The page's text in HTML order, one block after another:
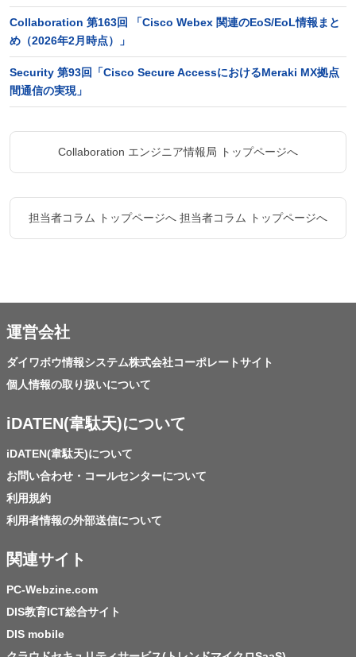
Collaboration 第163回 「Cisco Webex 関連のEoS/EoL情報まと
め（2026年2月時点）」
Security 第93回「Cisco Secure AccessにおけるMeraki MX拠点
間通信の実現」
Collaboration エンジニア情報局 トップページへ
担当者コラム トップページへ 担当者コラム トップページへ
運営会社
ダイワボウ情報システム株式会社コーポレートサイト
個人情報の取り扱いについて
iDATEN(韋駄天)について
iDATEN(韋駄天)について
お問い合わせ・コールセンターについて
利用規約
利用者情報の外部送信について
関連サイト
PC-Webzine.com
DIS教育ICT総合サイト
DIS mobile